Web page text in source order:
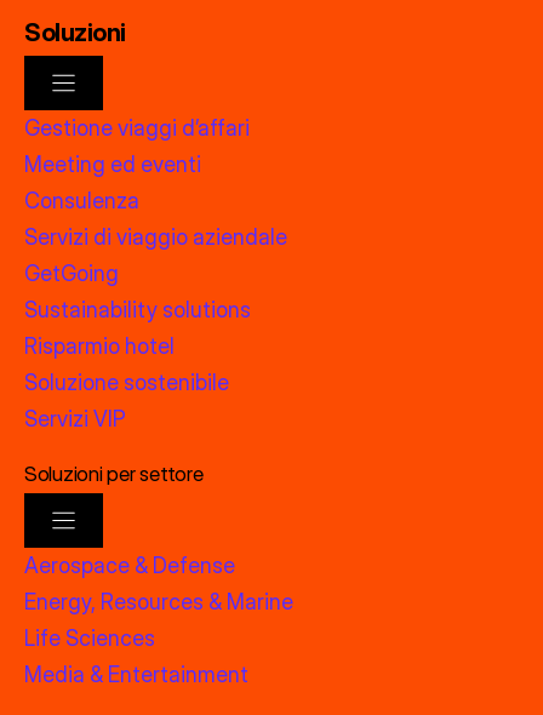
Soluzioni
Gestione viaggi d’affari
Meeting ed eventi
Consulenza
Servizi di viaggio aziendale
GetGoing
Sustainability solutions
Risparmio hotel
Soluzione sostenibile
Servizi VIP
Soluzioni per settore
Aerospace & Defense
Energy, Resources & Marine
Life Sciences
Media & Entertainment